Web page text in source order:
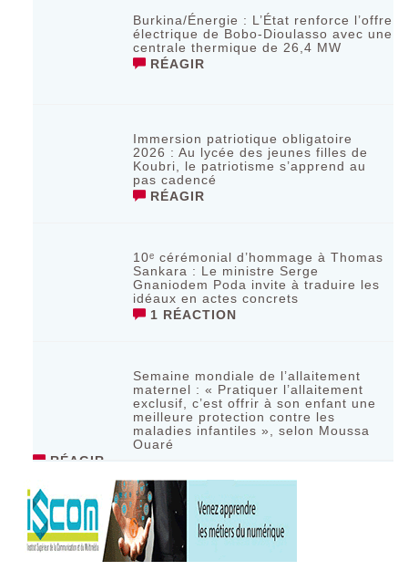
Burkina/Énergie : L’État renforce l’offre
électrique de Bobo-Dioulasso avec une
centrale thermique de 26,4 MW
RÉAGIR
Immersion patriotique obligatoire
2026 : Au lycée des jeunes filles de
Koubri, le patriotisme s’apprend au
pas cadencé
RÉAGIR
10ᵉ cérémonial d’hommage à Thomas
Sankara : Le ministre Serge
Gnaniodem Poda invite à traduire les
idéaux en actes concrets
1 RÉACTION
Semaine mondiale de l’allaitement
maternel : « Pratiquer l’allaitement
exclusif, c’est offrir à son enfant une
meilleure protection contre les
maladies infantiles », selon Moussa
Ouaré
RÉAGIR